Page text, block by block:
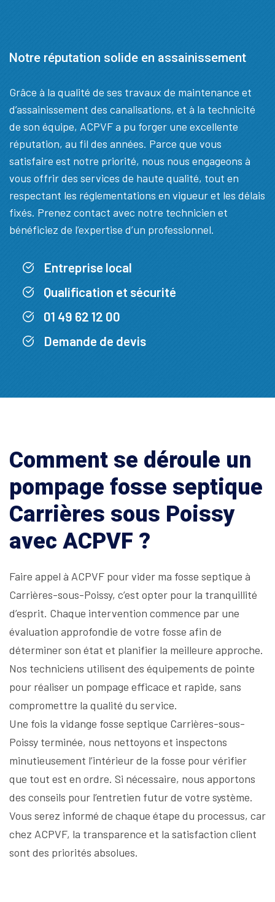
Notre réputation solide en assainissement
Grâce à la qualité de ses travaux de maintenance et
d’assainissement des canalisations, et à la technicité
de son équipe, ACPVF a pu forger une excellente
réputation, au fil des années. Parce que vous
satisfaire est notre priorité, nous nous engageons à
vous offrir des services de haute qualité, tout en
respectant les réglementations en vigueur et les délais
fixés. Prenez contact avec notre technicien et
bénéficiez de l’expertise d’un professionnel.
Entreprise local
Qualification et sécurité
01 49 62 12 00
Demande de devis
Comment se déroule un
pompage fosse septique
Carrières sous Poissy
avec ACPVF ?
Faire appel à ACPVF pour vider ma fosse septique à
Carrières-sous-Poissy, c’est opter pour la tranquillité
d’esprit. Chaque intervention commence par une
évaluation approfondie de votre fosse afin de
déterminer son état et planifier la meilleure approche.
Nos techniciens utilisent des équipements de pointe
pour réaliser un pompage efficace et rapide, sans
compromettre la qualité du service.
Une fois la vidange fosse septique Carrières-sous-
Poissy terminée, nous nettoyons et inspectons
minutieusement l’intérieur de la fosse pour vérifier
que tout est en ordre. Si nécessaire, nous apportons
des conseils pour l’entretien futur de votre système.
Vous serez informé de chaque étape du processus, car
chez ACPVF, la transparence et la satisfaction client
sont des priorités absolues.